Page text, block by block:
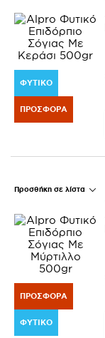
ΦΥΤΙΚΌ
ΠΡΟΣΦΟΡΆ
Προσθήκη σε λίστα
ΠΡΟΣΦΟΡΆ
ΦΥΤΙΚΌ